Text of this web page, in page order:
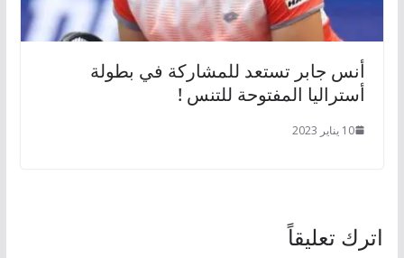
أنس جابر تستعد للمشاركة في بطولة
أستراليا المفتوحة للتنس !
10 يناير 2023
اترك تعليقاً